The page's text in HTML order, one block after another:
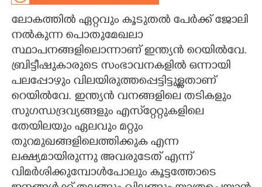
CARTOONS
LITERATURE
CONTACT US
ലോകത്തിൽ ഏറ്റവും കൂടുതൽ പേർക്ക് ജോലി
നൽകുന്ന പൊതുമേഖലാ
സ്ഥാപനങ്ങളിലൊന്നാണ് ഇന്ത്യൻ റെയിൽവേ.
ബ്രിട്ടീഷുകാരുടെ സംഭാവനകളിൽ ഒന്നായി
പലപ്പോഴും വിലയിരുത്തപ്പെട്ടിട്ടുള്ളതാണ്
റെയിൽവേ. ഇന്ത്യൻ വനങ്ങളിലെ തടികളും
സുഗന്ധദ്ര‌വ്യങ്ങളും എസ്‌റ്റേറ്റുകളിലെ
തേയിലയും ഏലവും മറ്റും
തുറമുഖങ്ങളിലെത്തിക്കുക എന്ന
ലക്ഷ്യമായിരുന്നു അവരുടേത് എന്ന്
വിമർശിക്കുമ്പോൾപോലും കൂട്ടത്തോടെ